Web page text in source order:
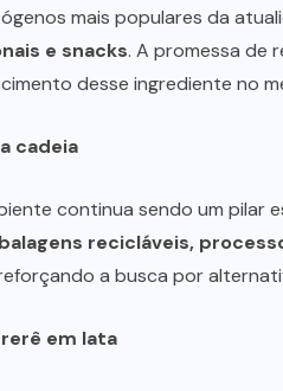
mais populares da
e snacks. A promessa de
desse ingrediente no
cadeia
continua sendo um pilar
recicláveis,
a busca por
em lata